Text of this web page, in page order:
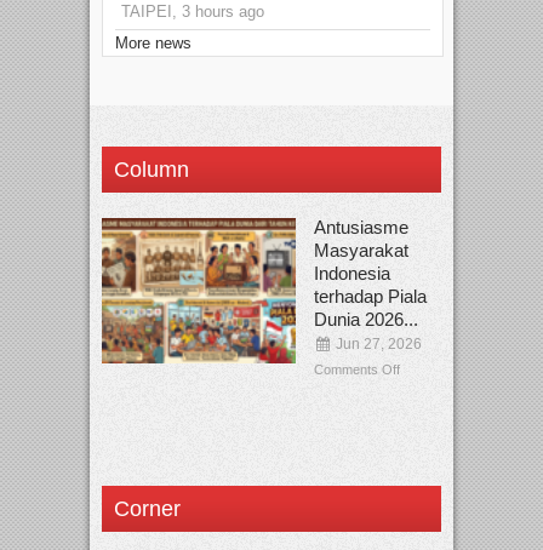
TAIPEI, 3 hours ago
More news
Column
Antusiasme
Masyarakat
Indonesia
terhadap Piala
Dunia 2026...
Jun 27, 2026
Comments Off
Corner